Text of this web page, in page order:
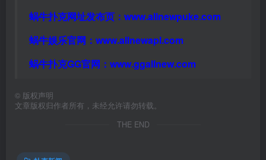
蜗牛扑克网址发布页： www.allnewpuke.com
蜗牛娱乐官网： www.allnewapl.com
蜗牛扑克GG官网： www.ggallnew.com
© 版权声明
文章版权归作者所有，未经允许请勿转载。
THE END